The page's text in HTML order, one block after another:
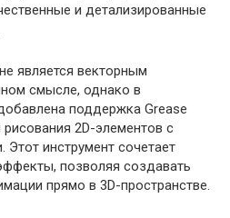
и детализированные
является векторным
смысле, однако в
поддержка Grease
2D-элементов с
инструмент сочетает
позволяя создавать
прямо в 3D-пространстве.